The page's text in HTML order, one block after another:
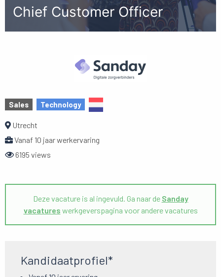
Chief Customer Officer
Sales Technology
Utrecht
Vanaf 10 jaar werkervaring
6195 views
Deze vacature is al ingevuld. Ga naar de Sanday
vacatures werkgeverspagina voor andere vacatures
Kandidaatprofiel*